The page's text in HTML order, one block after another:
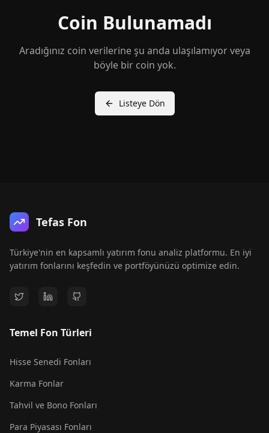
Coin Bulunamadı
Aradığınız coin verilerine şu anda ulaşılamıyor veya
böyle bir coin yok.
Listeye Dön
Tefas Fon
Türkiye'nin en kapsamlı yatırım fonu analiz platformu. En iyi
yatırım fonlarını keşfedin ve portföyünüzü optimize edin.
Temel Fon Türleri
Hisse Senedi Fonları
Karma Fonlar
Tahvil ve Bono Fonları
Para Piyasası Fonları